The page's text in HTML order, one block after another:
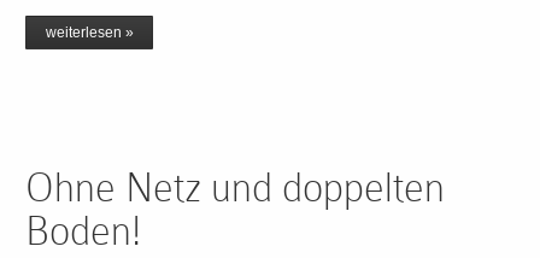
weiterlesen »
Ohne Netz und doppelten
Boden!